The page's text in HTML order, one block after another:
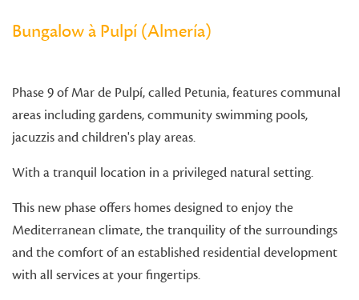
Bungalow à Pulpí (Almería)
Phase 9 of Mar de Pulpí, called Petunia, features communal
areas including gardens, community swimming pools,
jacuzzis and children's play areas.
With a tranquil location in a privileged natural setting.
This new phase offers homes designed to enjoy the
Mediterranean climate, the tranquility of the surroundings
and the comfort of an established residential development
with all services at your fingertips.